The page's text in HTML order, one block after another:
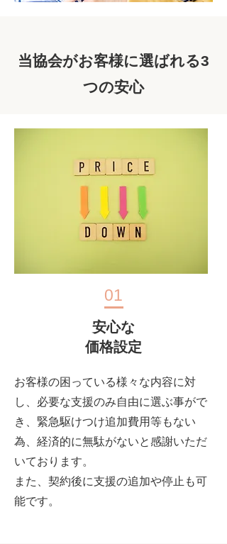
当協会がお客様に選ばれる3
つの安心
01
安心な
価格設定
お客様の困っている様々な内容に対
し、必要な支援のみ自由に選ぶ事がで
き、緊急駆けつけ追加費用等もない
為、経済的に無駄がないと感謝いただ
いております。
また、契約後に支援の追加や停止も可
能です。